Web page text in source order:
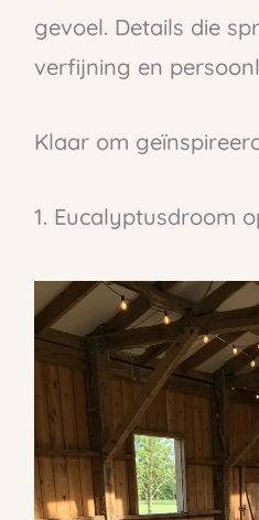
gevoel. Details die
verfijning en
Klaar om
1. Eucalyptusdroom